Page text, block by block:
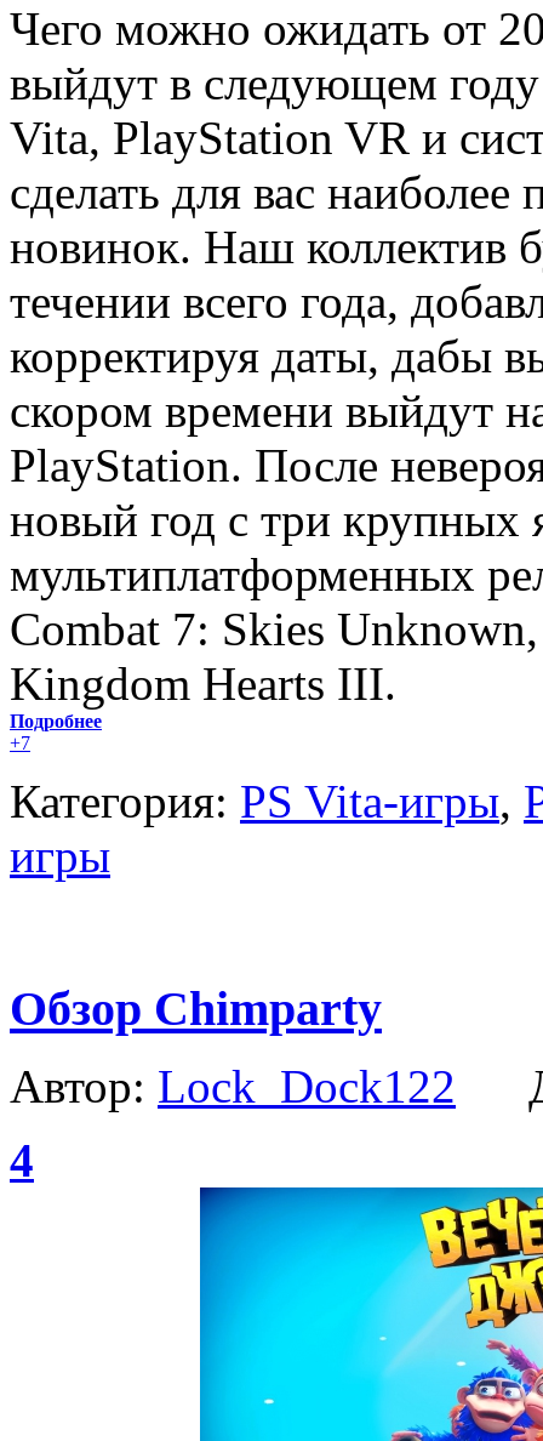
Чего можно ожидать от
выйдут в следующем
Vita, PlayStation VR и
сделать для вас
новинок. Наш коллектив
течении всего года,
корректируя даты, дабы
скором времени выйдут
PlayStation. После
новый год с три крупных
мультиплатформенных
Combat 7: Skies
Kingdom Hearts III.
Подробнее
+7
Категория: PS Vita-игры,
игры
Обзор Chimparty
Автор: Lock_Dock122
4